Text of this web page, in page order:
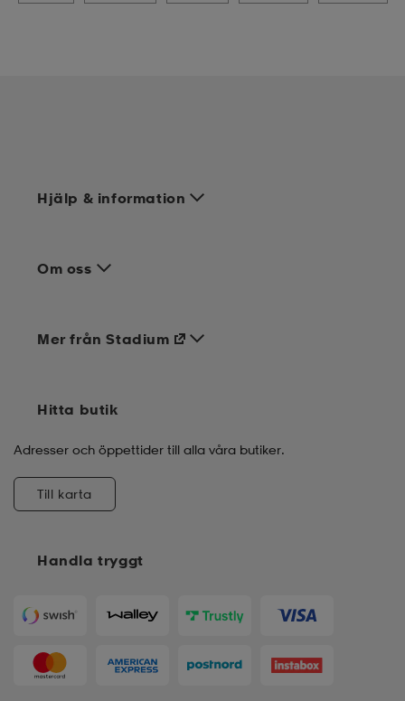
Hjälp & information
Om oss
Handla tryggt
Mer från Stadium
Hitta butik
Adresser och öppettider till alla våra butiker.
Till karta